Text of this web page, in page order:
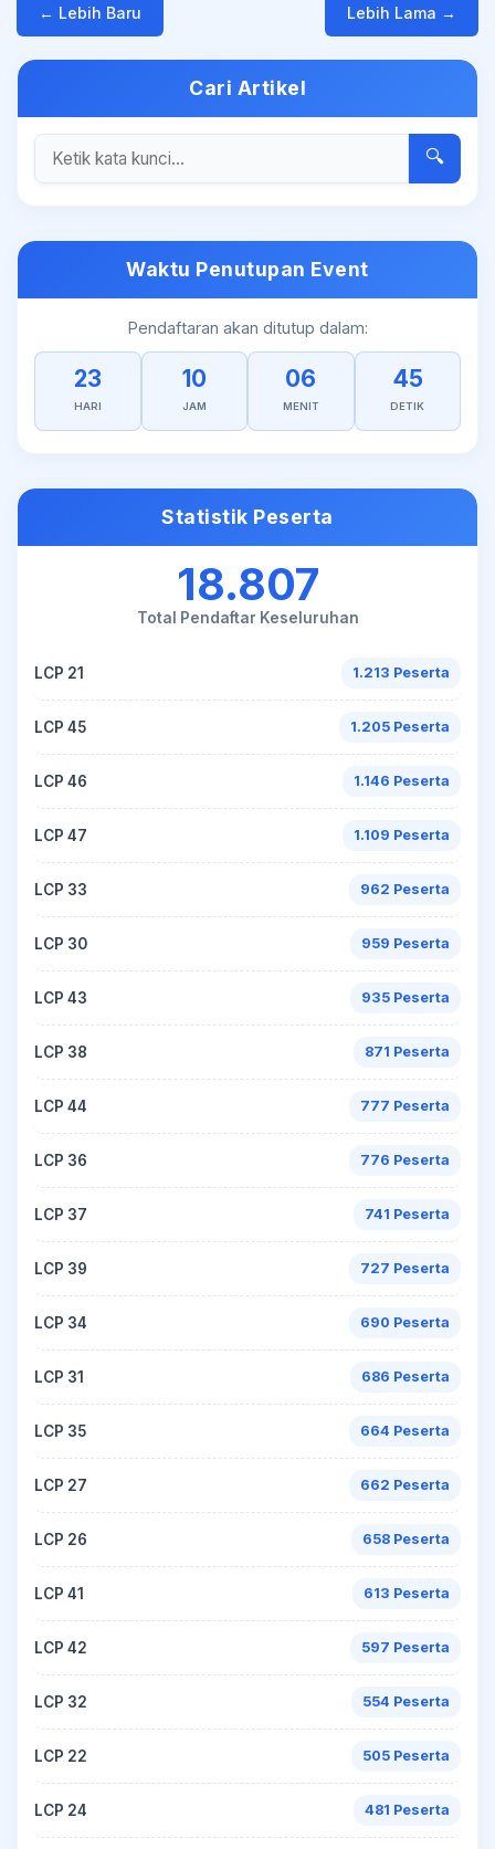
← Lebih Baru Lebih Lama →
Cari Artikel
🔍
Waktu Penutupan Event
Pendaftaran akan ditutup dalam:
23
HARI
10
JAM
06
MENIT
45
DETIK
Statistik Peserta
18.807
Total Pendaftar Keseluruhan
LCP 21 1.213 Peserta
LCP 45 1.205 Peserta
LCP 46 1.146 Peserta
LCP 47 1.109 Peserta
LCP 33 962 Peserta
LCP 30 959 Peserta
LCP 43 935 Peserta
LCP 38 871 Peserta
LCP 44 777 Peserta
LCP 36 776 Peserta
LCP 37 741 Peserta
LCP 39 727 Peserta
LCP 34 690 Peserta
LCP 31 686 Peserta
LCP 35 664 Peserta
LCP 27 662 Peserta
LCP 26 658 Peserta
LCP 41 613 Peserta
LCP 42 597 Peserta
LCP 32 554 Peserta
LCP 22 505 Peserta
LCP 24 481 Peserta